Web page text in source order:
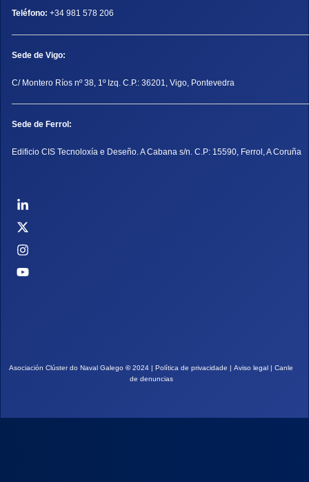
Teléfono: +34 981 578 206
Sede de Vigo:
C/ Montero Ríos nº 38, 1º Izq. C.P.: 36201, Vigo, Pontevedra
Sede de Ferrol:
Edificio CIS Tecnoloxía e Deseño. A Cabana s/n. C.P: 15590, Ferrol, A Coruña
Asociación Clúster do Naval Galego ©2024 | Política de privacidade | Aviso legal | Canle
de denuncias